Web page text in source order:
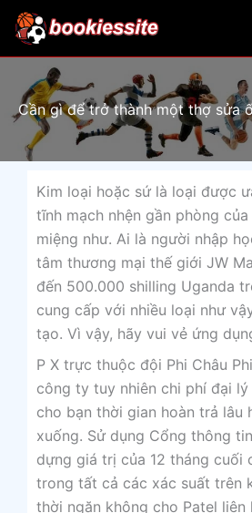
Skip
content
Cần gì để trở thành một thợ sửa
Kim loại hoặc sứ là loại được
tĩnh mạch nhện gần phòng
miệng như. Ai là người nhập
tâm thương mại thế giới JW
đến 500.000 shilling Uganda
cung cấp với nhiều loại như
tạo. Vì vậy, hãy vui vẻ ứng
P X trực thuộc đội Phi Châu
công ty tuy nhiên chi phí đại
cho bạn thời gian hoàn trả lâu
xuống. Sử dụng Cổng thông
dựng giá trị của 12 tháng cuối
trong tất cả các xác suất trên
thời ngăn không cho Patel